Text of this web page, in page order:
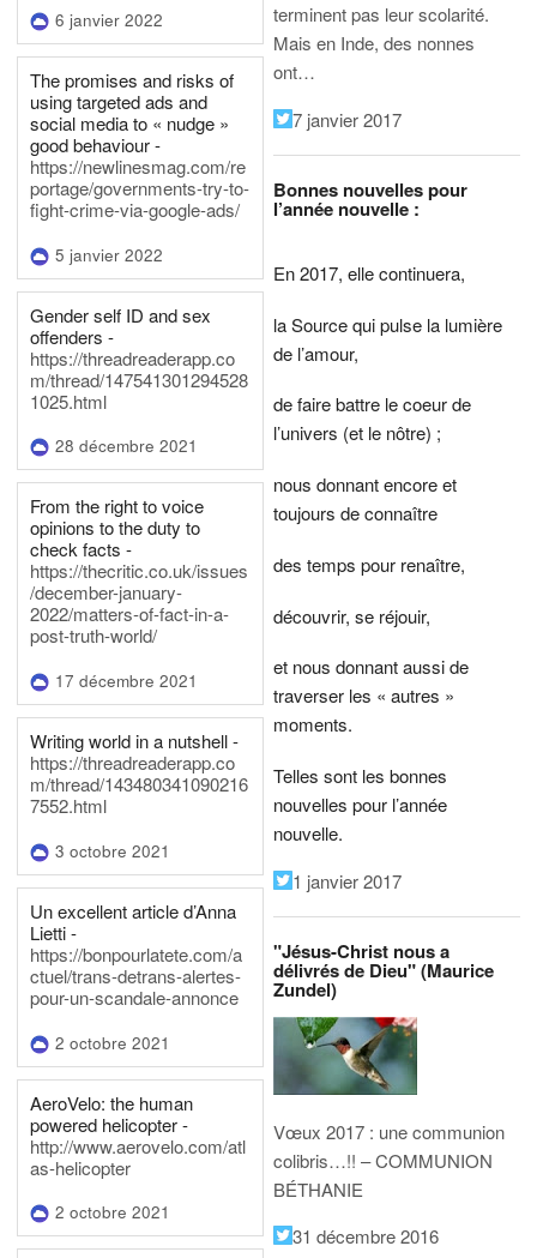
6 janvier 2022
The promises and risks of
using targeted ads and
social media to « nudge »
good behaviour -
https://newlinesmag.com/re
portage/governments-try-to-
fight-crime-via-google-ads/
5 janvier 2022
Gender self ID and sex
offenders -
https://threadreaderapp.co
m/thread/147541301294528
1025.html
28 décembre 2021
From the right to voice
opinions to the duty to
check facts -
https://thecritic.co.uk/issues
/december-january-
2022/matters-of-fact-in-a-
post-truth-world/
17 décembre 2021
Writing world in a nutshell -
https://threadreaderapp.co
m/thread/143480341090216
7552.html
3 octobre 2021
Un excellent article d’Anna
Lietti -
https://bonpourlatete.com/a
ctuel/trans-detrans-alertes-
pour-un-scandale-annonce
2 octobre 2021
AeroVelo: the human
powered helicopter -
http://www.aerovelo.com/atl
as-helicopter
2 octobre 2021
terminent pas leur scolarité.
Mais en Inde, des nonnes
ont…
7 janvier 2017
Bonnes nouvelles pour
l’année nouvelle :
En 2017, elle continuera,
la Source qui pulse la lumière
de l’amour,
de faire battre le coeur de
l’univers (et le nôtre) ;
nous donnant encore et
toujours de connaître
des temps pour renaître,
découvrir, se réjouir,
et nous donnant aussi de
traverser les « autres »
moments.
Telles sont les bonnes
nouvelles pour l’année
nouvelle.
1 janvier 2017
"Jésus-Christ nous a
délivrés de Dieu" (Maurice
Zundel)
Vœux 2017 : une communion
colibris…!! – COMMUNION
BÉTHANIE
31 décembre 2016